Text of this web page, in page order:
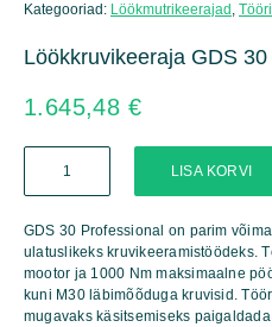
Kategooriad: Löökmutrikeerajad
Löökkruvikeeraja GDS
1.645,48 €
30
kogus
LISA KORVI
GDS 30 Professional on parim
ulatuslikeks kruvikeeramistöödeks.
mootor ja 1000 Nm maksimaalne
kuni M30 läbimõõduga kruvisid.
mugavaks käsitsemiseks